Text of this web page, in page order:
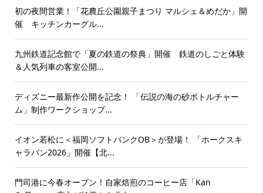
初の夜間営業！「花農丘公園親子まつり マルシェ＆めだか」開
催 キッチンカーグル...
九州鉄道記念館で「夏の鉄道の祭典」開催 鉄道のしごと体験
＆人気列車の客室公開...
ディズニー最新作公開を記念！ 「伝説の海の砂ボトルチャー
ム」制作ワークショップ...
イオン若松に＜福岡ソフトバンクOB＞が登場！ 「ホークスキ
ャラバン2026」開催【北...
門司港に今春オープン！自家焙煎のコーヒー店「Kan